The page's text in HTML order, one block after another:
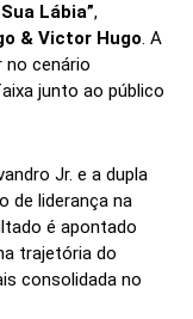
Lábia”,
& Victor Hugo. A
cenário
junto ao público
Jr. e a dupla
de liderança na
é apontado
trajetória do
consolidada no